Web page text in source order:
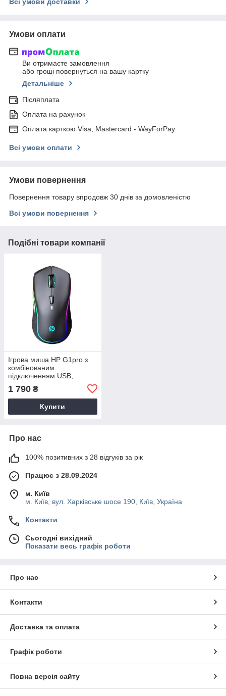
Умови оплати
Ви отримаєте замовлення
або гроші повернуться на вашу картку
Детальніше
Післяплата
Оплата на рахунок
Оплата карткою Visa, Mastercard - WayForPay
Всі умови оплати
Умови повернення
Повернення товару впродовж 30 днів за домовленістю
Всі умови повернення
Подібні товари компанії
Ігрова миша HP G1pro з
комбінованим
підключенням USB,
підсвічуванням, 10000DPI,
матовий чорний
1 790 ₴
Купити
Про нас
100% позитивних з 28 відгуків за рік
Працює з 28.09.2024
м. Київ
м. Київ, вул. Харківське шосе 190, Київ, Україна
Контакти
Сьогодні вихідний
Показати весь графік роботи
Про нас
Контакти
Доставка та оплата
Графік роботи
Повна версія сайту